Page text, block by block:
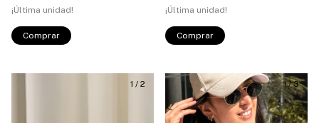
¡Última unidad!
¡Última unidad!
Comprar
1 / 2 1/3